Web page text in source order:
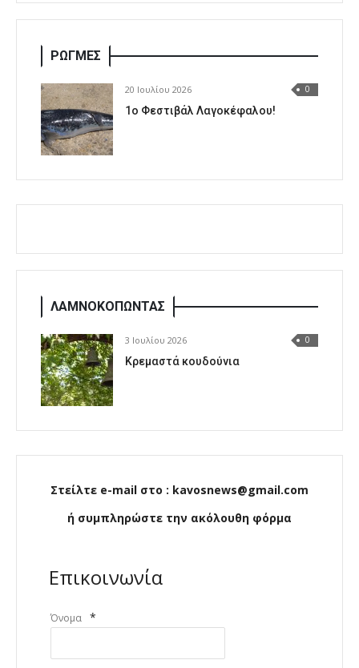
ΡΩΓΜΕΣ
20 Ιουλίου 2026 0
1o Φεστιβάλ Λαγοκέφαλου!
ΛΑΜΝΟΚΟΠΩΝΤΑΣ
3 Ιουλίου 2026 0
Κρεμαστά κουδούνια
Στείλτε e-mail στο : kavosnews@gmail.com
ή συμπληρώστε την ακόλουθη φόρμα
Επικοινωνία
Όνομα *